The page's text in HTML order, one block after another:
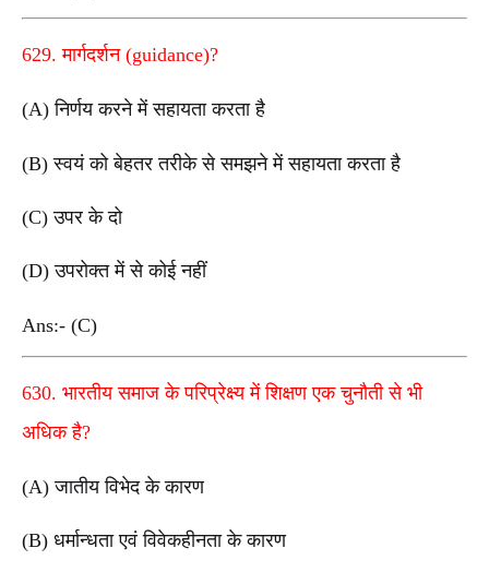
629. मार्गदर्शन (guidance)?
(A) निर्णय करने में सहायता करता है
(B) स्वयं को बेहतर तरीके से समझने में सहायता करता है
(C) उपर के दो
(D) उपरोक्त में से कोई नहीं
Ans:- (C)
630. भारतीय समाज के परिप्रेक्ष्य में शिक्षण एक चुनौती से भी
अधिक है?
(A) जातीय विभेद के कारण
(B) धर्मान्धता एवं विवेकहीनता के कारण